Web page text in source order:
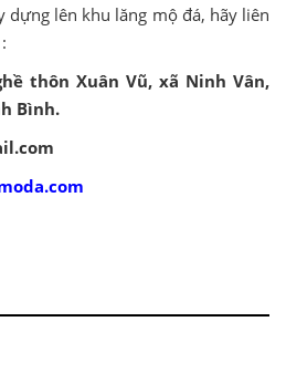
dựng lên khu lăng mộ đá, hãy liên
thôn Xuân Vũ, xã Ninh Vân,
Bình.